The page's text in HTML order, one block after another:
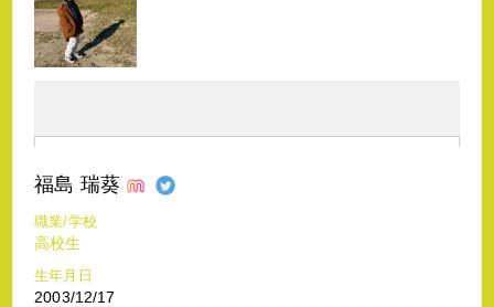
福島 瑞葵
職業/学校
高校生
生年月日
2003/12/17